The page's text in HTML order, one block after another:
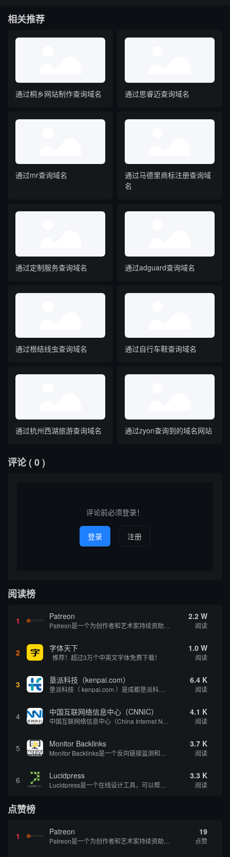
相关推荐
通过桐乡网站制作查询域名 通过思睿迈查询域名
通过mr查询域名
通过马德里商标注册查询域
名
通过定制服务查询域名 通过adguard查询域名
通过根结线虫查询域名 通过自行车鞋查询域名
通过杭州西湖旅游查询域名 通过zyon查询到的域名网站
评论( 0 )
评论前必须登录！
登录 注册
阅读榜
1 Patreon 2.2 W
阅读
2 字体天下
推荐！超过3万个中英文字体免费下载！
1.0 W
阅读
3 垦派科技（kenpai.com） 6.4 K
阅读
4 中国互联网络信息中心（CNNIC） 4.1 K
阅读
5 Monitor Backlinks 3.7 K
阅读
6 Lucidpress 3.3 K
阅读
点赞榜
1 Patreon 19
点赞